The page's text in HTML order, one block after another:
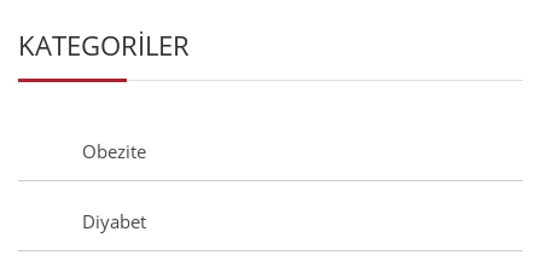
KATEGORİLER
Obezite
Diyabet